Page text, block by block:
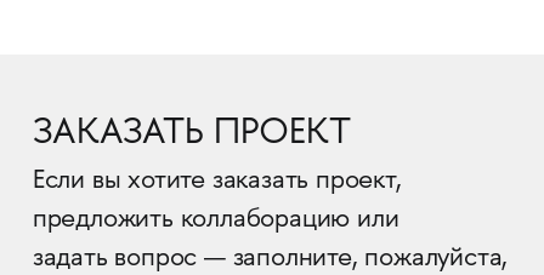
ЗАКАЗАТЬ ПРОЕКТ
Если вы хотите заказать проект,
предложить коллаборацию или
задать вопрос — заполните, пожалуйста,